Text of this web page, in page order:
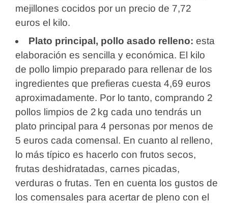
mejillones cocidos por un precio de 7,72
euros el kilo.
Plato principal, pollo asado relleno: esta
elaboración es sencilla y económica. El kilo
de pollo limpio preparado para rellenar de los
ingredientes que prefieras cuesta 4,69 euros
aproximadamente. Por lo tanto, comprando 2
pollos limpios de 2 kg cada uno tendrás un
plato principal para 4 personas por menos de
5 euros cada comensal. En cuanto al relleno,
lo más típico es hacerlo con frutos secos,
frutas deshidratadas, carnes picadas,
verduras o frutas. Ten en cuenta los gustos de
los comensales para acertar de pleno con el